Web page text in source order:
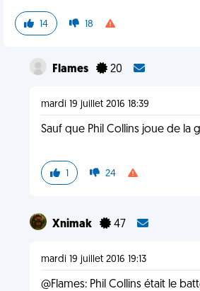
14 18
Flames 20
mardi 19 juillet 2016 18:39
Sauf que Phil Collins joue de la
1 24
Xnimak 47
mardi 19 juillet 2016 19:13
@Flames: Phil Collins était le